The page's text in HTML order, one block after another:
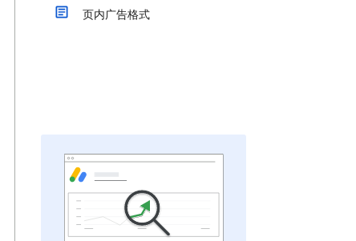
页内广告格式